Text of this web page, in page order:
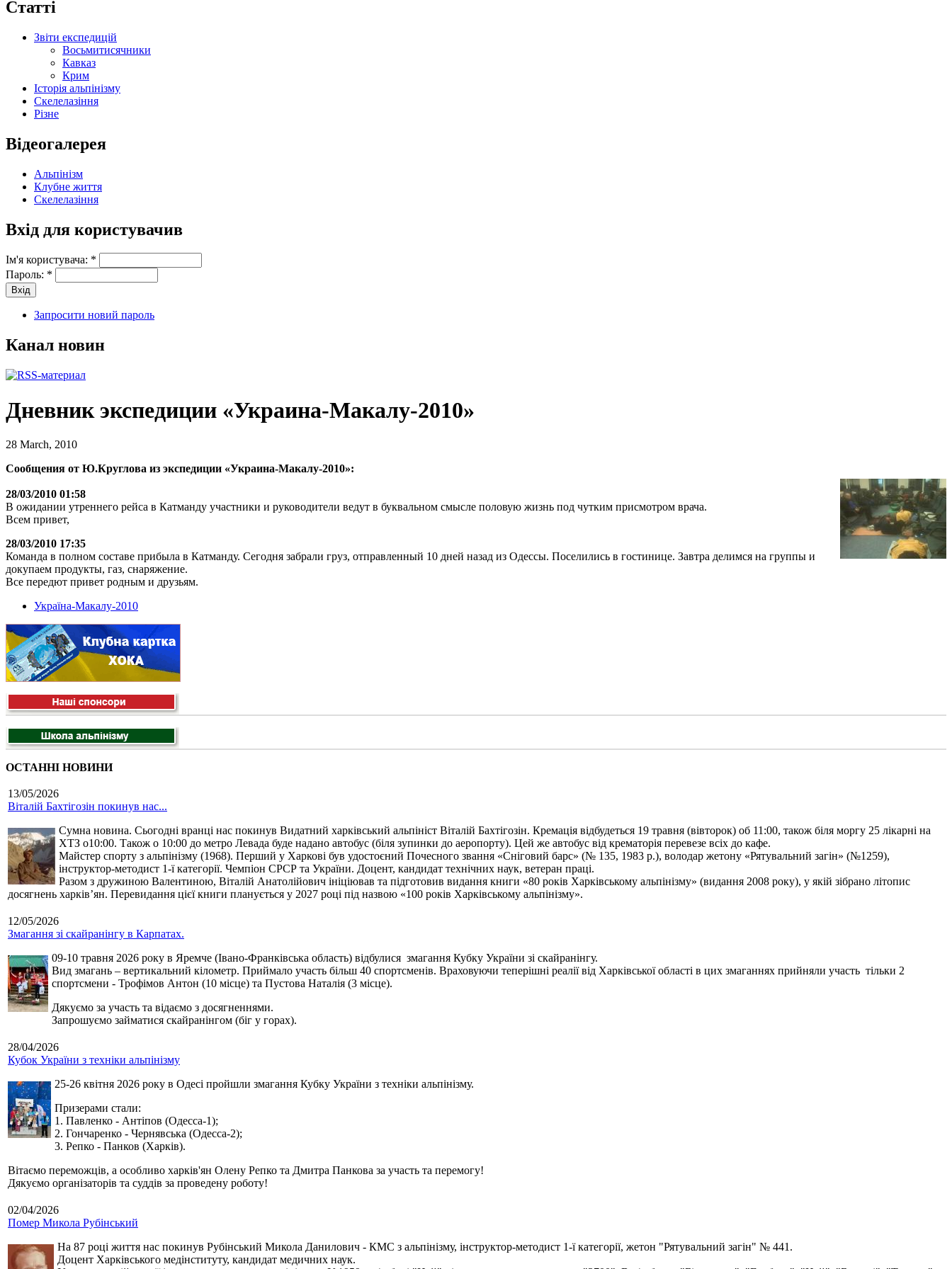
Статті
Звіти експедицій
Восьмитисячники
Кавказ
Крим
Історія альпінізму
Скелелазіння
Різне
Відеогалерея
Альпінізм
Клубне життя
Скелелазіння
Вхід для користувачив
Ім'я користувача: *
Пароль: *
Запросити новий пароль
Канал новин
Дневник экспедиции «Украина-Макалу-2010»
28 March, 2010
Сообщения от Ю.Круглова из экспедиции «Украина-Макалу-2010»:
28/03/2010 01:58
В ожидании утреннего рейса в Катманду участники и руководители ведут в буквальном смысле половую жизнь под чутким присмотром врача.
Всем привет,
28/03/2010 17:35
Команда в полном составе прибыла в Катманду. Сегодня забрали груз, отправленный 10 дней назад из Одессы. Поселились в гостинице. Завтра делимся на группы и
докупаем продукты, газ, снаряжение.
Все передют привет родным и друзьям.
Україна-Макалу-2010
ОСТАННІ НОВИНИ
13/05/2026
Віталій Бахтігозін покинув нас...
Сумна новина. Сьогодні вранці нас покинув Видатний харківський альпініст Віталій Бахтігозін. Кремація відбудеться 19 травня (вівторок) об 11:00, також біля моргу 25 лікарні на
ХТЗ о10:00. Також о 10:00 до метро Левада буде надано автобус (біля зупинки до аеропорту). Цей же автобус від крематорія перевезе всіх до кафе.
Майстер спорту з альпінізму (1968). Перший у Харкові був удостоєний Почесного звання «Сніговий барс» (№ 135, 1983 р.), володар жетону «Рятувальний загін» (№1259),
інструктор-методист 1-ї категорії. Чемпіон СРСР та України. Доцент, кандидат технічних наук, ветеран праці.
Разом з дружиною Валентиною, Віталій Анатолійович ініціював та підготовив видання книги «80 років Харківському альпінізму» (видання 2008 року), у якій зібрано літопис
досягнень харків’ян. Перевидання цієї книги планується у 2027 році під назвою «100 років Харківському альпінізму».
12/05/2026
Змагання зі скайранінгу в Карпатах.
09-10 травня 2026 року в Яремче (Івано-Франківська область) відбулися змагання Кубку України зі скайранінгу.
Вид змагань – вертикальний кілометр. Приймало участь більш 40 спортсменів. Враховуючи теперішні реалії від Харківської області в цих змаганнях прийняли участь тільки 2
спортсмени - Трофімов Антон (10 місце) та Пустова Наталія (3 місце).
Дякуємо за участь та відаємо з досягненнями.
Запрошуємо займатися скайранінгом (біг у горах).
28/04/2026
Кубок України з техніки альпінізму
25-26 квітня 2026 року в Одесі пройшли змагання Кубку України з техніки альпінізму.
Призерами стали:
1. Павленко - Антіпов (Одесса-1);
2. Гончаренко - Чернявська (Одесса-2);
3. Репко - Панков (Харків).
Вітаємо переможців, а особливо харків'ян Олену Репко та Дмитра Панкова за участь та перемогу!
Дякуємо організаторів та суддів за проведену роботу!
02/04/2026
Помер Микола Рубінський
На 87 році життя нас покинув Рубінський Микола Данилович - КМС з альпінізму, інструктор-методист 1-ї категорії, жетон "Рятувальний загін" № 441.
Доцент Харківського медінституту, кандидат медичних наук.